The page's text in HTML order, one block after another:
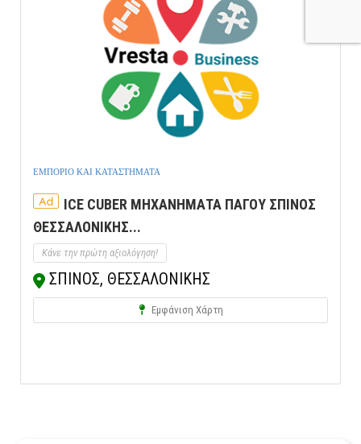
ΕΜΠΟΡΙΟ ΚΑΙ ΚΑΤΑΣΤΗΜΑΤΑ
Ad
ICE CUBER ΜΗΧΑΝΗΜΑΤΑ ΠΑΓΟΥ ΣΠΙΝΟΣ
ΘΕΣΣΑΛΟΝΙΚΗΣ...
Κάνε την πρώτη αξιολόγηση!
ΣΠΙΝΟΣ, ΘΕΣΣΑΛΟΝΙΚΗΣ
Εμφάνιση Χάρτη